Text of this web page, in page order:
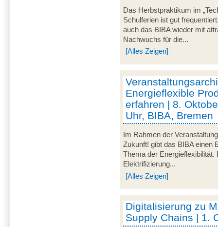
Das Herbstpraktikum im
Schulferien ist gut
auch das BIBA wieder mit
Nachwuchs für die...
[Alles Zeigen]
Energieflexible
erfahren | 8.
Uhr, BIBA, Bremen
Im Rahmen der
Zukunft! gibt das BIBA einen
Thema der
Elektrifizierung...
[Alles Zeigen]
Digitalisierung zu
Supply Chains | 1.